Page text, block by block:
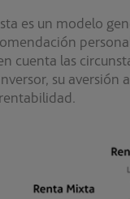
es un modelo
cuenta las
su aversión